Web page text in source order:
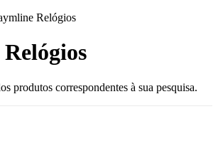
Relógios
produtos correspondentes à sua pesquisa.